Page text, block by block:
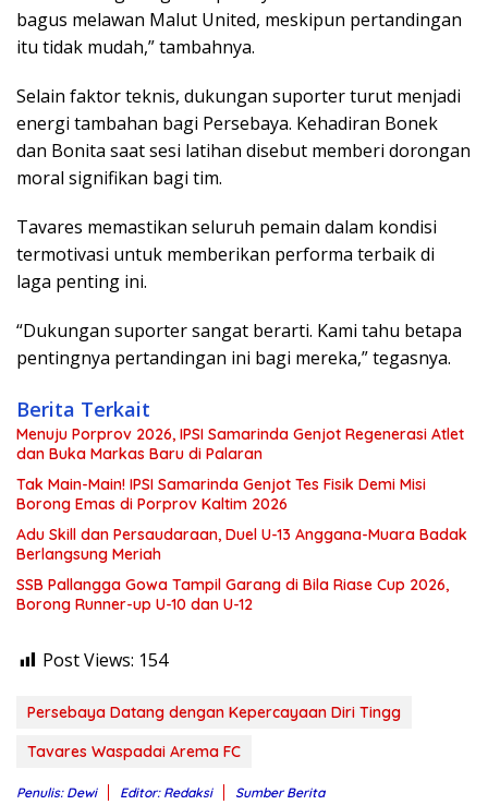
bagus melawan Malut United, meskipun pertandingan
itu tidak mudah,” tambahnya.
Selain faktor teknis, dukungan suporter turut menjadi
energi tambahan bagi Persebaya. Kehadiran Bonek
dan Bonita saat sesi latihan disebut memberi dorongan
moral signifikan bagi tim.
Tavares memastikan seluruh pemain dalam kondisi
termotivasi untuk memberikan performa terbaik di
laga penting ini.
“Dukungan suporter sangat berarti. Kami tahu betapa
pentingnya pertandingan ini bagi mereka,” tegasnya.
Berita Terkait
Menuju Porprov 2026, IPSI Samarinda Genjot Regenerasi Atlet
dan Buka Markas Baru di Palaran
Tak Main-Main! IPSI Samarinda Genjot Tes Fisik Demi Misi
Borong Emas di Porprov Kaltim 2026
Adu Skill dan Persaudaraan, Duel U-13 Anggana-Muara Badak
Berlangsung Meriah
SSB Pallangga Gowa Tampil Garang di Bila Riase Cup 2026,
Borong Runner-up U-10 dan U-12
Post Views: 154
Persebaya Datang dengan Kepercayaan Diri Tingg
Tavares Waspadai Arema FC
Penulis: Dewi Editor: Redaksi Sumber Berita